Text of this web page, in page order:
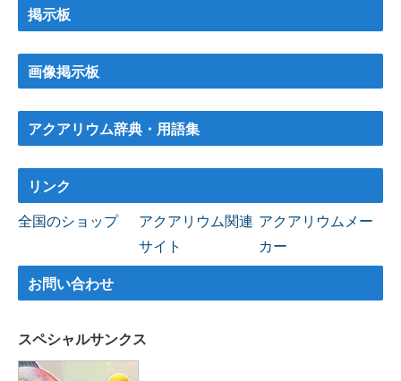
掲示板
画像掲示板
アクアリウム辞典・用語集
リンク
全国のショップ
アクアリウム関連
サイト
アクアリウムメー
カー
お問い合わせ
スペシャルサンクス